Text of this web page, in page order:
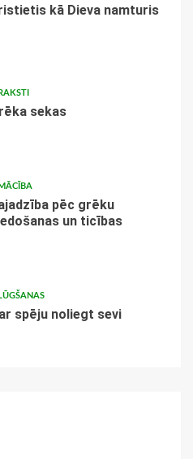
kā Dieva namturis
sekas
pēc grēku
un ticības
spēju noliegt sevi